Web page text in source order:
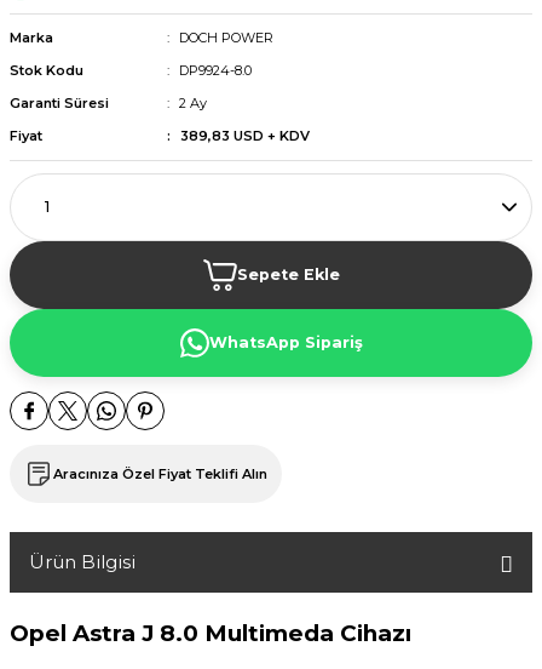
Marka
DOCH POWER
Stok Kodu
DP9924-8.0
Garanti Süresi
2 Ay
Fiyat
389,83 USD + KDV
Sepete Ekle
WhatsApp Sipariş
Aracınıza Özel Fiyat Teklifi Alın
Ürün Bilgisi
Opel Astra J 8.0 Multimeda Cihazı